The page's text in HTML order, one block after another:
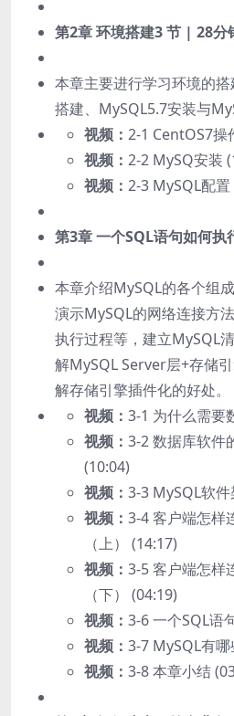
第2章 环境搭建3 节 | 28分
本章主要进行学习环境的
搭建、MySQL5.7安装与
视频： 2-1 CentOS7操
视频： 2-2 MySQ安装
视频： 2-3 MySQL配置
第3章 一个SQL语句如何执
本章介绍MySQL的各个组
演示MySQL的网络连接方
执行过程等，建立MySQL
解MySQL Server层+存储
解存储引擎插件化的好处。
视频： 3-1 为什么需要
视频： 3-2 数据库软件
(10:04)
视频： 3-3 MySQL软
视频： 3-4 客户端怎样
（上） (14:17)
视频： 3-5 客户端怎样
（下） (04:19)
视频： 3-6 一个SQL语
视频： 3-7 MySQL有
视频： 3-8 本章小结